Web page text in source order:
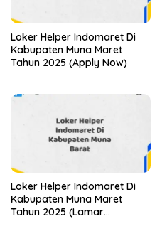
Loker Helper Indomaret Di
Kabupaten Muna Maret
Tahun 2025 (Apply Now)
Loker Helper Indomaret Di
Kabupaten Muna Maret
Tahun 2025 (Lamar